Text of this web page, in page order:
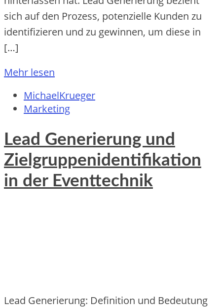
sich auf den Prozess, potenzielle Kunden zu
identifizieren und zu gewinnen, um diese in
[…]
Mehr lesen
MichaelKrueger
Marketing
Lead Generierung und
Zielgruppenidentifikation
in der Eventtechnik
Lead Generierung: Definition und Bedeutung